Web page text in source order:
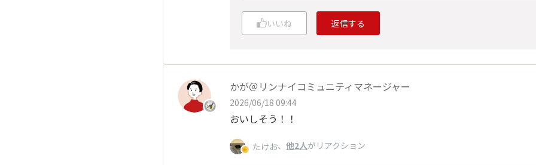
いいね 返信する
かが＠リンナイコミュニティマネージャー
2026/06/18 09:44
おいしそう！！
たけお、 他2人がリアクション